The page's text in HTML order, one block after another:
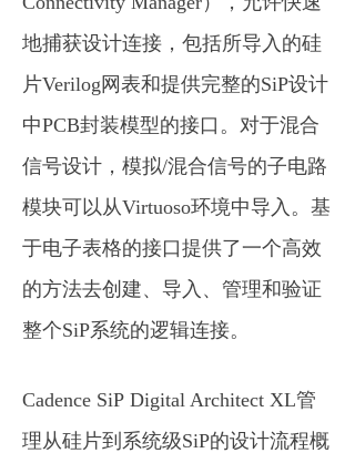
地捕获设计连接，包括所导入的硅
片Verilog网表和提供完整的SiP设计
中PCB封装模型的接口。对于混合
信号设计，模拟/混合信号的子电路
模块可以从Virtuoso环境中导入。基
于电子表格的接口提供了一个高效
的方法去创建、导入、管理和验证
整个SiP系统的逻辑连接。
Cadence SiP Digital Architect XL管
理从硅片到系统级SiP的设计流程概